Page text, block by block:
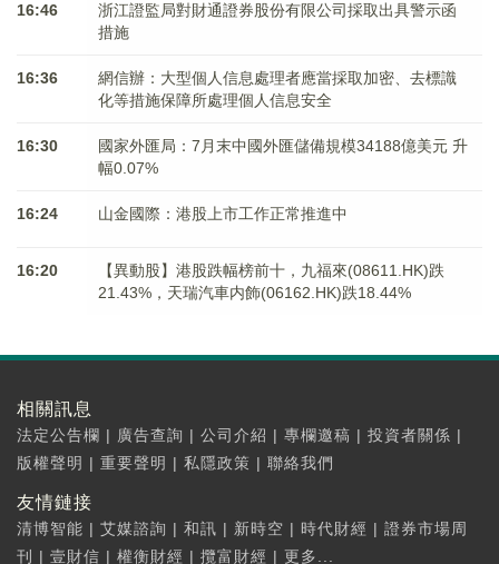
16:46
浙江證監局對財通證券股份有限公司採取出具警示函
措施
16:36
網信辦：大型個人信息處理者應當採取加密、去標識
化等措施保障所處理個人信息安全
16:30
國家外匯局：7月末中國外匯儲備規模34188億美元 升
幅0.07%
16:24 山金國際：港股上市工作正常推進中
16:20
【異動股】港股跌幅榜前十，九福來(08611.HK)跌
21.43%，天瑞汽車内飾(06162.HK)跌18.44%
相關訊息
法定公告欄 | 廣告查詢 | 公司介紹 | 專欄邀稿 | 投資者關係 |
版權聲明 | 重要聲明 | 私隱政策 | 聯絡我們
友情鏈接
清博智能 | 艾媒諮詢 | 和訊 | 新時空 | 時代財經 | 證券市場周
刊
| 壹財信 | 權衡財經 | 攬富財經 | 更多...